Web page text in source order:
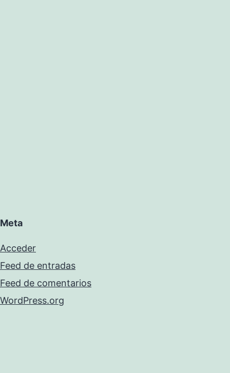
Meta
Acceder
Feed de entradas
Feed de comentarios
WordPress.org